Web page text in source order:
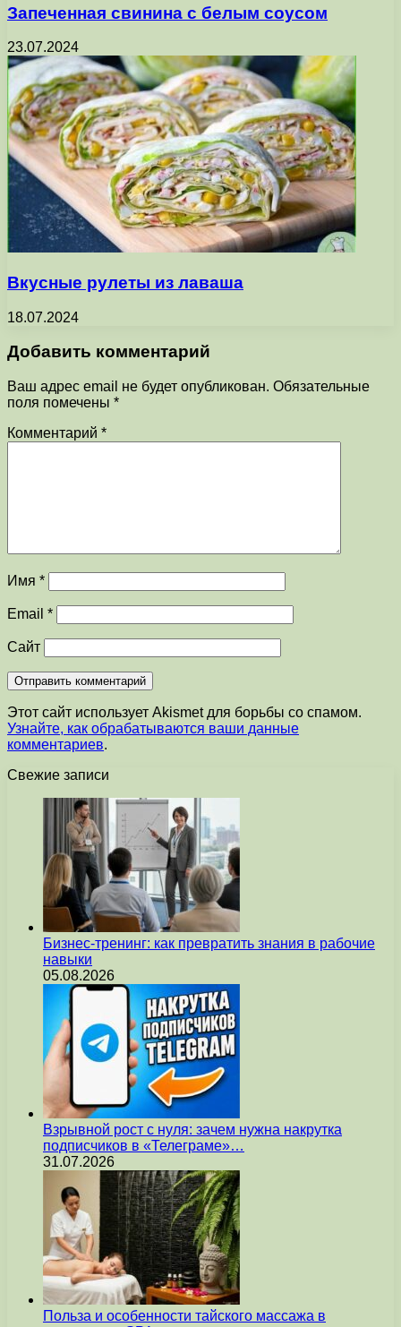
Запеченная свинина с белым соусом
23.07.2024
Вкусные рулеты из лаваша
18.07.2024
Добавить комментарий
Ваш адрес email не будет опубликован. Обязательные
поля помечены *
Комментарий *
Имя *
Email *
Сайт
Этот сайт использует Akismet для борьбы со спамом.
Узнайте, как обрабатываются ваши данные
комментариев.
Свежие записи
Бизнес-тренинг: как превратить знания в рабочие
навыки
05.08.2026
Взрывной рост с нуля: зачем нужна накрутка
подписчиков в «Телеграме»…
31.07.2026
Польза и особенности тайского массажа в